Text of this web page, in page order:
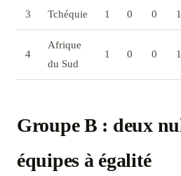
3 Tchéquie 1 0 0 1
4
Afrique
du Sud
1 0 0 1
Groupe B : deux
équipes à égalité